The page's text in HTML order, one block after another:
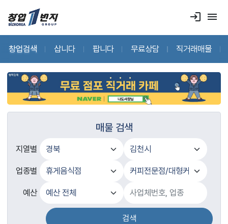
login menu
창업검색 삽니다 팝니다 무료상담 직거래매물
매물 검색
지열별
업종별
예산
검색